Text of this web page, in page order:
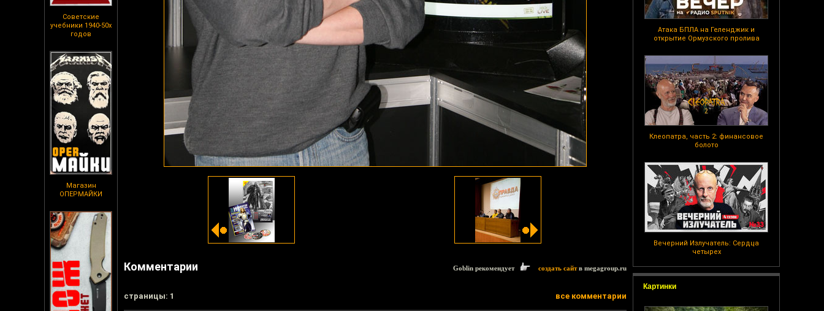
Советские
учебники 1940-50х
годов
Магазин
ОПЕРМАЙКИ
Атака БПЛА на Геленджик и
открытие Ормузского пролива
Клеопатра, часть 2: финансовое
болото
Вечерний Излучатель: Сердца
четырех
Картинки
Комментарии Goblin рекомендует создать сайтв megagroup.ru
cтраницы: 1 все комментарии